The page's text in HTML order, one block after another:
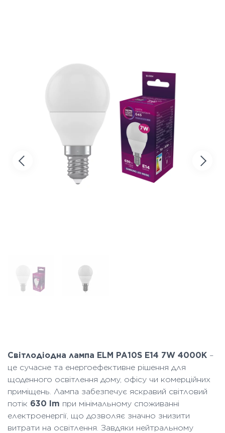
Світлодіодна лампа ELM PA10S E14 7W 4000K –
це сучасне та енергоефективне рішення для
щоденного освітлення дому, офісу чи комерційних
приміщень. Лампа забезпечує яскравий світловий
потік 630 lm при мінімальному споживанні
електроенергії, що дозволяє значно знизити
витрати на освітлення. Завдяки нейтральному